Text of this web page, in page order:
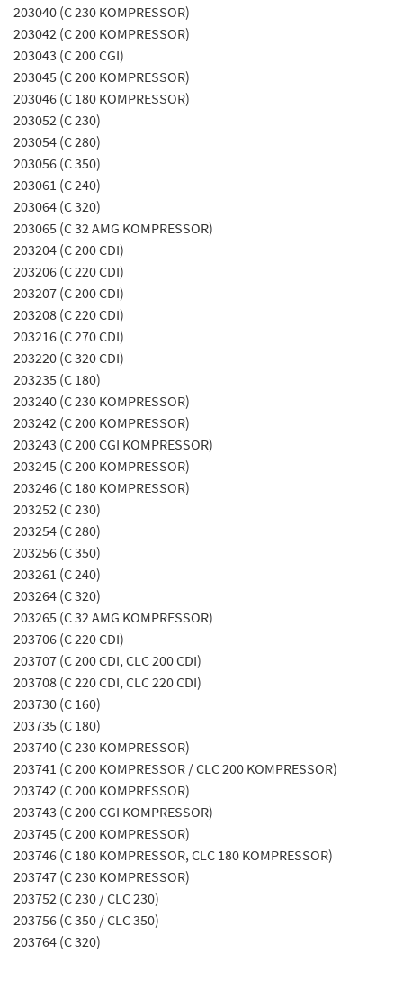
203040 (C 230 KOMPRESSOR)
203042 (C 200 KOMPRESSOR)
203043 (C 200 CGI)
203045 (C 200 KOMPRESSOR)
203046 (C 180 KOMPRESSOR)
203052 (C 230)
203054 (C 280)
203056 (C 350)
203061 (C 240)
203064 (C 320)
203065 (C 32 AMG KOMPRESSOR)
203204 (C 200 CDI)
203206 (C 220 CDI)
203207 (C 200 CDI)
203208 (C 220 CDI)
203216 (C 270 CDI)
203220 (C 320 CDI)
203235 (C 180)
203240 (C 230 KOMPRESSOR)
203242 (C 200 KOMPRESSOR)
203243 (C 200 CGI KOMPRESSOR)
203245 (C 200 KOMPRESSOR)
203246 (C 180 KOMPRESSOR)
203252 (C 230)
203254 (C 280)
203256 (C 350)
203261 (C 240)
203264 (C 320)
203265 (C 32 AMG KOMPRESSOR)
203706 (C 220 CDI)
203707 (C 200 CDI, CLC 200 CDI)
203708 (C 220 CDI, CLC 220 CDI)
203730 (C 160)
203735 (C 180)
203740 (C 230 KOMPRESSOR)
203741 (C 200 KOMPRESSOR / CLC 200 KOMPRESSOR)
203742 (C 200 KOMPRESSOR)
203743 (C 200 CGI KOMPRESSOR)
203745 (C 200 KOMPRESSOR)
203746 (C 180 KOMPRESSOR, CLC 180 KOMPRESSOR)
203747 (C 230 KOMPRESSOR)
203752 (C 230 / CLC 230)
203756 (C 350 / CLC 350)
203764 (C 320)